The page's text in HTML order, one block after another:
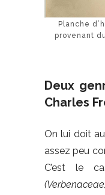
Planche
provenant
Deux
Charles
On lui doit
assez peu
C’est le